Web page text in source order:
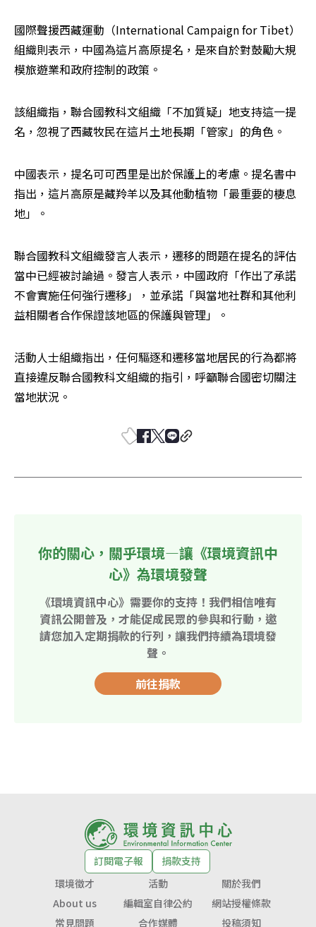
國際聲援西藏運動（International Campaign for Tibet）
組織則表示，中國為這片高原提名，是來自於對鼓勵大規
模旅遊業和政府控制的政策。
該組織指，聯合國教科文組織「不加質疑」地支持這一提
名，忽視了西藏牧民在這片土地長期「管家」的角色。
中國表示，提名可可西里是出於保護上的考慮。提名書中
指出，這片高原是藏羚羊以及其他動植物「最重要的棲息
地」。
聯合國教科文組織發言人表示，遷移的問題在提名的評估
當中已經被討論過。發言人表示，中國政府「作出了承諾
不會實施任何強行遷移」，並承諾「與當地社群和其他利
益相關者合作保證該地區的保護與管理」。
活動人士組織指出，任何驅逐和遷移當地居民的行為都將
直接違反聯合國教科文組織的指引，呼籲聯合國密切關注
當地狀況。
你的關心，關乎環境—讓《環境資訊中
心》為環境發聲
《環境資訊中心》需要你的支持！我們相信唯有
資訊公開普及，才能促成民眾的參與和行動，邀
請您加入定期捐款的行列，讓我們持續為環境發
聲。
前往捐款
訂閱電子報
捐款支持
環境徵才
活動
關於我們
About us
編輯室自律公約
網站授權條款
常見問題
合作媒體 投稿須知